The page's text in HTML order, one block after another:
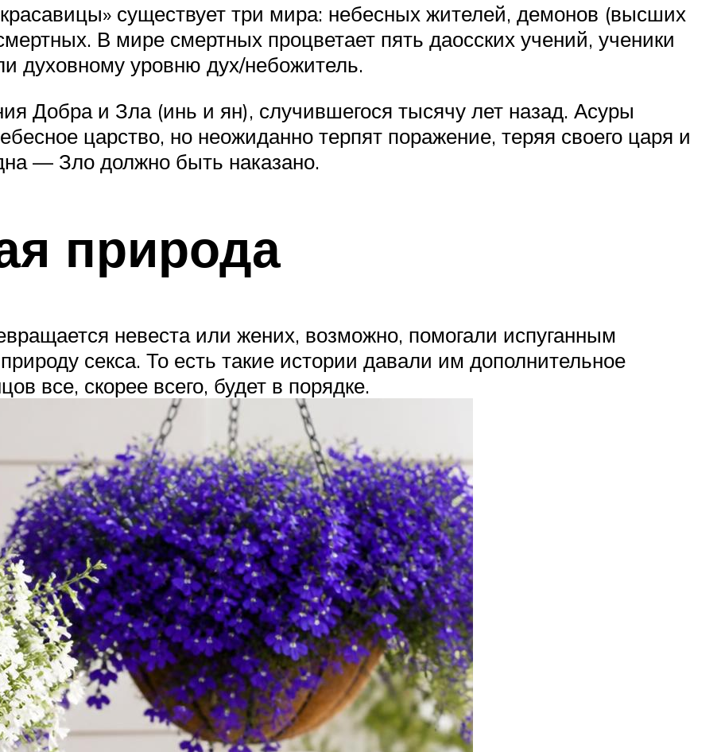
существует три мира: небесных жителей, демонов (высших
В мире смертных процветает пять даосских учений, ученики
духовному уровню дух/небожитель.
Добра и Зла (инь и ян), случившегося тысячу лет назад. Асуры
царство, но неожиданно терпят поражение, теряя своего царя и
— Зло должно быть наказано.
природа
невеста или жених, возможно, помогали испуганным
секса. То есть такие истории давали им дополнительное
все, скорее всего, будет в порядке.